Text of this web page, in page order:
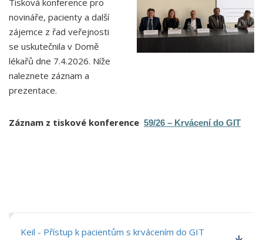
Tisková konference pro
novináře, pacienty a další
zájemce z řad veřejnosti
se uskutečnila v Domě
lékařů dne 7.4.2026. Níže
naleznete záznam a
prezentace.
Záznam z tiskové konference 59/26 – Krvácení do GIT
Keil - Přístup k pacientům s krvácením do GIT